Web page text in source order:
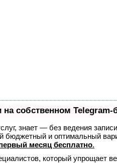
собственном Telegram-
знает — без ведения
бюджетный и оптимальный
месяц бесплатно.
который упрощает